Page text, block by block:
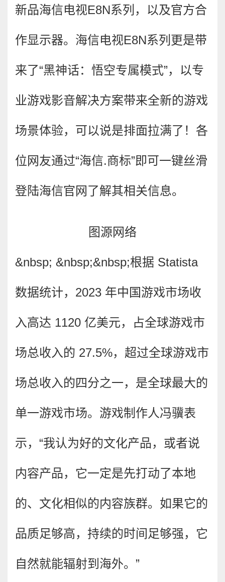
新品海信电视E8N系列，以及官方合
作显示器。海信电视E8N系列更是带
来了“黑神话：悟空专属模式”，以专
业游戏影音解决方案带来全新的游戏
场景体验，可以说是排面拉满了！各
位网友通过“海信.商标”即可一键丝滑
登陆海信官网了解其相关信息。
图源网络
&nbsp; &nbsp;&nbsp;根据 Statista
数据统计，2023 年中国游戏市场收
入高达 1120 亿美元，占全球游戏市
场总收入的 27.5%，超过全球游戏市
场总收入的四分之一，是全球最大的
单一游戏市场。游戏制作人冯骥表
示，“我认为好的文化产品，或者说
内容产品，它一定是先打动了本地
的、文化相似的内容族群。如果它的
品质足够高，持续的时间足够强，它
自然就能辐射到海外。”